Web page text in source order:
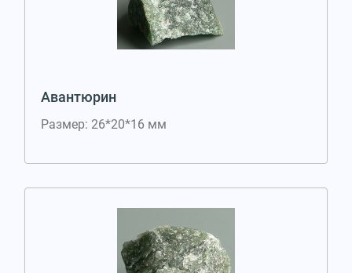
Авантюрин
Размер: 26*20*16 мм